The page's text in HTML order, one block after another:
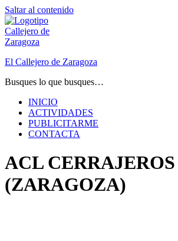
Saltar al contenido
El Callejero de Zaragoza
Busques lo que busques…
INICIO
ACTIVIDADES
PUBLICITARME
CONTACTA
ACL CERRAJEROS
(ZARAGOZA)